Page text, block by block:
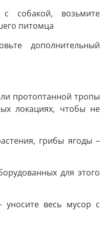
собакой, возьмите
питомца
дополнительный
протоптанной тропы
локациях, чтобы не
грибы ягоды –
для этого
уносите весь мусор с